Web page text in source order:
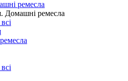
ремесла
Домашні ремесла